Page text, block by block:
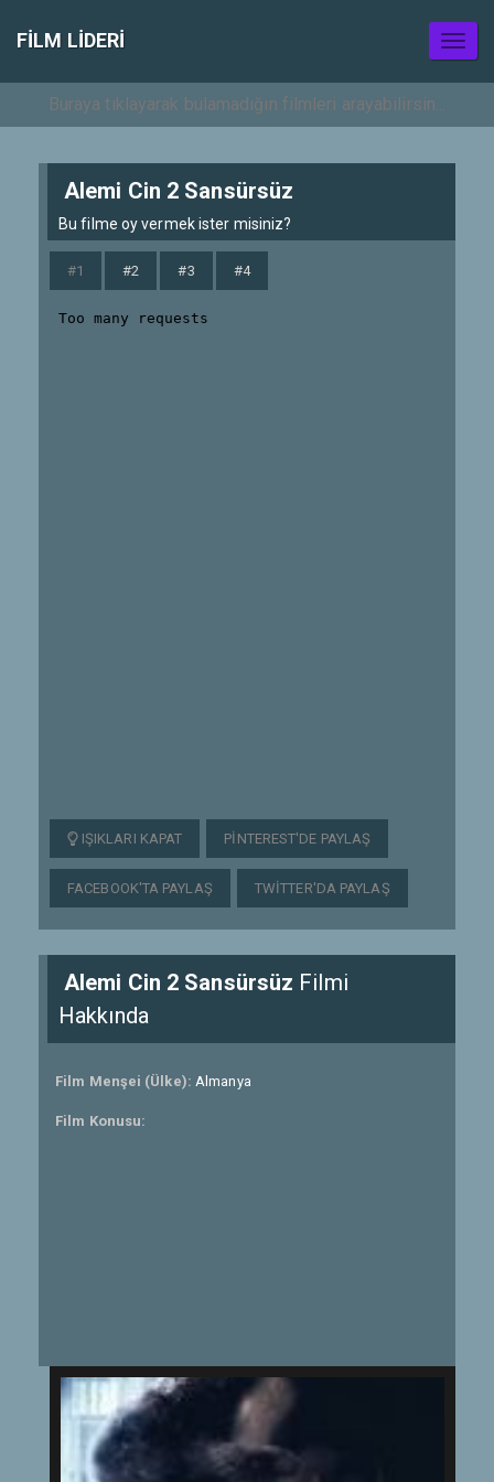
FILM LIDERI
Alemi Cin 2 Sansürsüz
Bu filme oy vermek ister misiniz?
#1 #2 #3 #4
IŞIKLARI KAPAT PINTEREST'DE PAYLAŞ
FACEBOOK'TA PAYLAŞ TWITTER'DA PAYLAŞ
Alemi Cin 2 Sansürsüz Filmi
Hakkında
Film Menşei (Ülke): Almanya
Film Konusu: